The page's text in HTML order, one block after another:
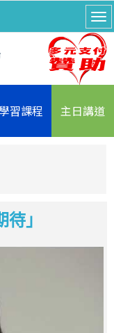
習課程 主日講道
」